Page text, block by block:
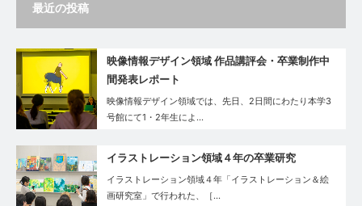
最近の投稿
映像情報デザイン領域 作品講評会・卒業制作中
間発表レポート
映像情報デザイン領域では、先日、2日間にわたり本学3
号館にて1・2年生によ…
イラストレーション領域４年の卒業研究
イラストレーション領域４年「イラストレーション＆絵
画研究室」で行われた、［…